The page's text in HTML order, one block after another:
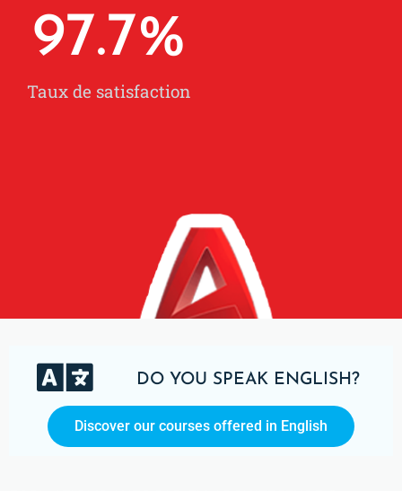
Taux de satisfaction
97.7%
DO YOU SPEAK ENGLISH?
Discover our courses offered in English